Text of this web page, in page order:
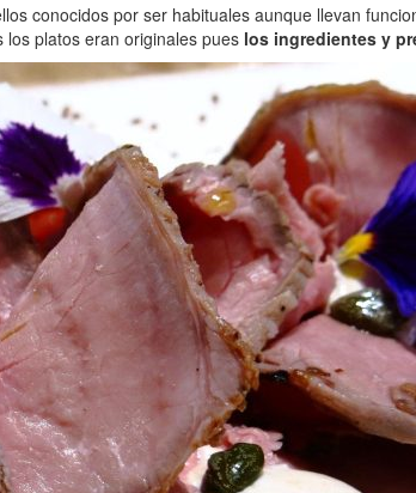
conocidos por ser habituales aunque llevan
platos eran originales pues los ingredientes y